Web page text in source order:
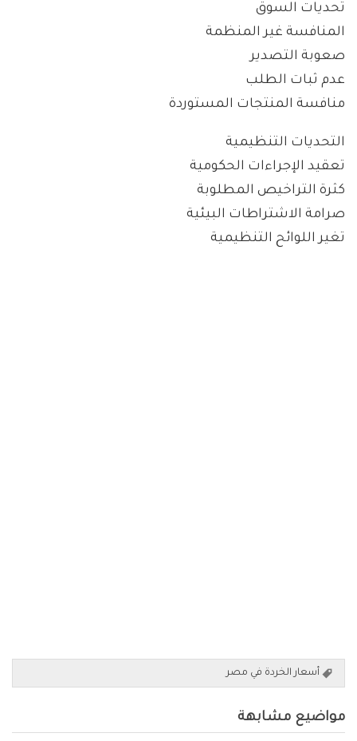
تحديات السوق
المنافسة غير المنظمة
صعوبة التصدير
عدم ثبات الطلب
منافسة المنتجات المستوردة
التحديات التنظيمية
تعقيد الإجراءات الحكومية
كثرة التراخيص المطلوبة
صرامة الاشتراطات البيئية
تغير اللوائح التنظيمية
أسعار الخردة في مصر
مواضيع مشابهة